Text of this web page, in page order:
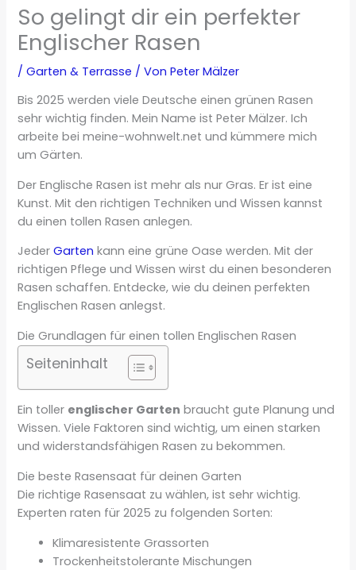
So gelingt dir ein perfekter
Englischer Rasen
/Garten & Terrasse / VonPeter Mälzer
Bis 2025 werden viele Deutsche einen grünen Rasen
sehr wichtig finden. Mein Name ist Peter Mälzer. Ich
arbeite bei meine-wohnwelt.net und kümmere mich
um Gärten.
Der Englische Rasen ist mehr als nur Gras. Er ist eine
Kunst. Mit den richtigen Techniken und Wissen kannst
du einen tollen Rasen anlegen.
JederGarten kann eine grüne Oase werden. Mit der
richtigen Pflege und Wissen wirst du einen besonderen
Rasen schaffen. Entdecke, wie du deinen perfekten
Englischen Rasen anlegst.
Die Grundlagen für einen tollen Englischen Rasen
Seiteninhalt
Ein toller englischer Garten braucht gute Planung und
Wissen. Viele Faktoren sind wichtig, um einen starken
und widerstandsfähigen Rasen zu bekommen.
Die beste Rasensaat für deinen Garten
Die richtige Rasensaat zu wählen, ist sehr wichtig.
Experten raten für 2025 zu folgenden Sorten:
Klimaresistente Grassorten
Trockenheitstolerante Mischungen